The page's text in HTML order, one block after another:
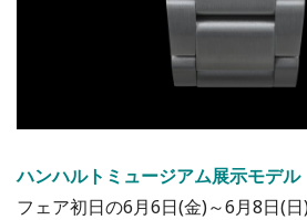
ハンハルトミュージアム展示モデル
フェア初日の6月6日(金)～6月8日(